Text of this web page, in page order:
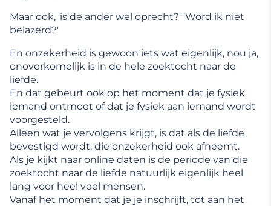
Maar ook, 'is de ander wel oprecht?' 'Word ik niet
belazerd?'
En onzekerheid is gewoon iets wat eigenlijk, nou ja,
onoverkomelijk is in de hele zoektocht naar de
liefde.
En dat gebeurt ook op het moment dat je fysiek
iemand ontmoet of dat je fysiek aan iemand wordt
voorgesteld.
Alleen wat je vervolgens krijgt, is dat als de liefde
bevestigd wordt, die onzekerheid ook afneemt.
Als je kijkt naar online daten is de periode van die
zoektocht naar de liefde natuurlijk eigenlijk heel
lang voor heel veel mensen.
Vanaf het moment dat je je inschrijft, tot aan het